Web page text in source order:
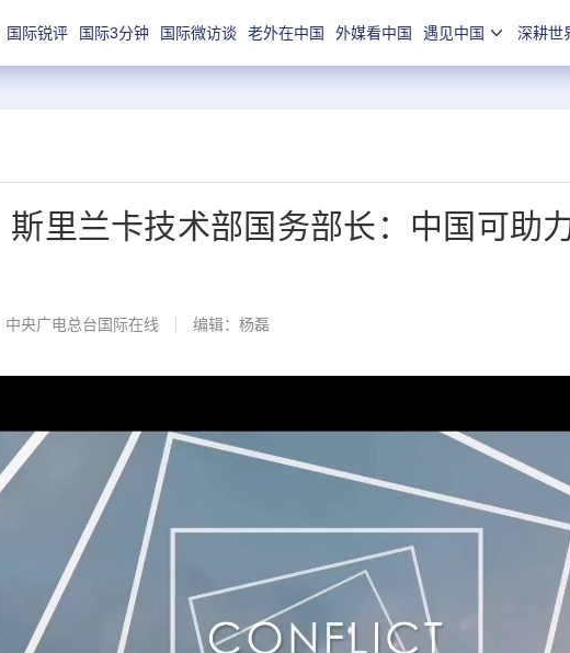
国际锐评 国际3分钟 国际微访谈 老外在中国 外媒看中国 遇见中国 深耕世
斯里兰卡技术部国务部长：中国可助
中央广电总台国际在线 编辑：杨磊